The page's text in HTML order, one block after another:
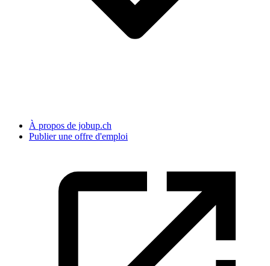
À propos de jobup.ch
Publier une offre d'emploi